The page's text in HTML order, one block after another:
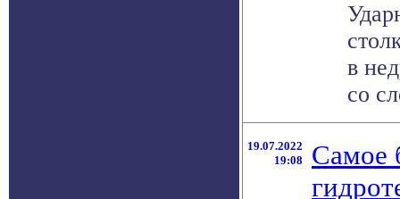
в
со
19.07.2022
19:08
Самое